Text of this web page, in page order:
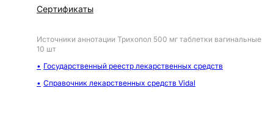
Сертификаты
Источники аннотации Трихопол 500 мг таблетки вагинальные
10 шт
Государственный реестр лекарственных средств
Справочник лекарственных средств Vidal